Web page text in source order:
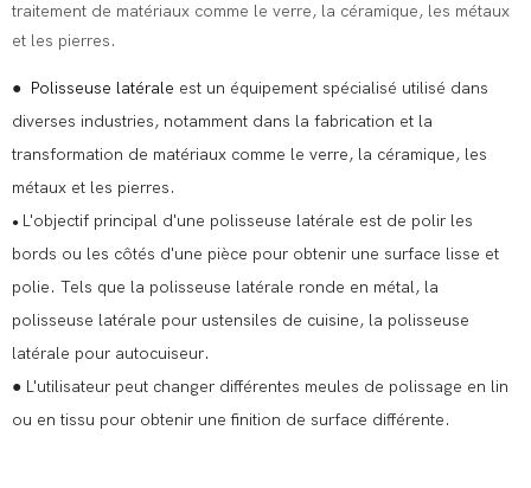
traitement de matériaux comme le verre, la céramique, les métaux
et les pierres.
● Polisseuse latérale est un équipement spécialisé utilisé dans
diverses industries, notamment dans la fabrication et la
transformation de matériaux comme le verre, la céramique, les
métaux et les pierres.
● L'objectif principal d'une polisseuse latérale est de polir les
bords ou les côtés d'une pièce pour obtenir une surface lisse et
polie. Tels que la polisseuse latérale ronde en métal, la
polisseuse latérale pour ustensiles de cuisine, la polisseuse
latérale pour autocuiseur.
● L'utilisateur peut changer différentes meules de polissage en lin
ou en tissu pour obtenir une finition de surface différente.